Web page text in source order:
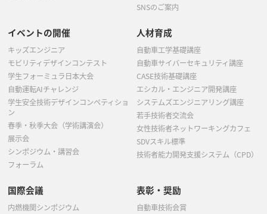
SNSのご案内
イベントの開催
キッズエンジニア
モビリティデザインコンテスト
学生フォーミュラ日本大会
自動運転AIチャレンジ
学生安全技術デザインコンペティショ
ン
春季・秋季大会（学術講演会）
展示会
シンポジウム・講習会
フォーラム
人材育成
自動車工学基礎講座
自動車サイバーセキュリティ講座
CASE技術基礎講座
エシカル・エンジニア開発講座
システムズエンジニアリング講座
若手技術者交流会
女性技術者ネットワーキングカフェ
SDVスキル標準
技術者能力開発支援システム（CPD）
国際会議
内燃機関シンポジウム
表彰・奨励
自動車技術会賞